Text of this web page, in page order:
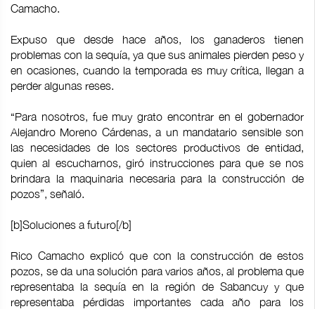
Camacho.
Expuso que desde hace años, los ganaderos tienen
problemas con la sequía, ya que sus animales pierden peso y
en ocasiones, cuando la temporada es muy crítica, llegan a
perder algunas reses.
“Para nosotros, fue muy grato encontrar en el gobernador
Alejandro Moreno Cárdenas, a un mandatario sensible son
las necesidades de los sectores productivos de entidad,
quien al escucharnos, giró instrucciones para que se nos
brindara la maquinaria necesaria para la construcción de
pozos”, señaló.
[b]Soluciones a futuro[/b]
Rico Camacho explicó que con la construcción de estos
pozos, se da una solución para varios años, al problema que
representaba la sequía en la región de Sabancuy y que
representaba pérdidas importantes cada año para los